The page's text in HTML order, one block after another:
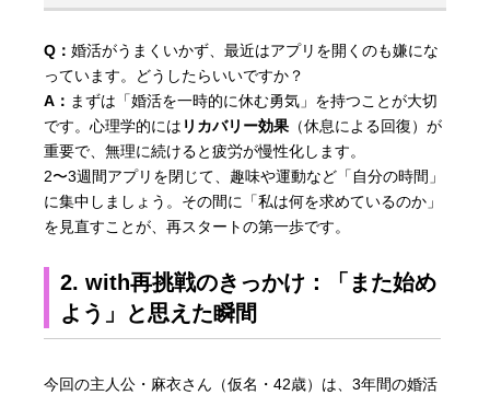
Q：婚活がうまくいかず、最近はアプリを開くのも嫌にな
っています。どうしたらいいですか？
A： まずは「婚活を一時的に休む勇気」を持つことが大切
です。心理学的には リカバリー効果 （休息による回復）が
重要で、無理に続けると疲労が慢性化します。
2〜3週間アプリを閉じて、趣味や運動など「自分の時間」
に集中しましょう。その間に「私は何を求めているのか」
を見直すことが、再スタートの第一歩です。
2. with再挑戦のきっかけ：「また始め
よう」と思えた瞬間
今回の主人公・麻衣さん（仮名・42歳）は、3年間の婚活